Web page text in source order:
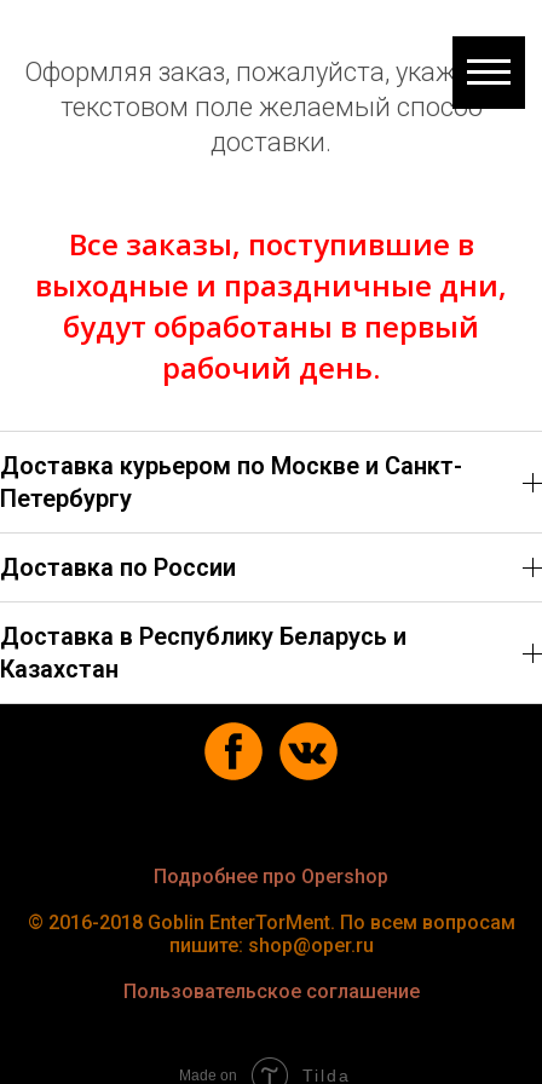
Оформляя заказ, пожалуйста, укажите в
текстовом поле желаемый способ
доставки.
Все заказы, поступившие в
выходные и праздничные дни,
будут обработаны в первый
рабочий день.
Доставка курьером по Москве и Санкт-
Петербургу
Доставка по России
Доставка в Республику Беларусь и
Казахстан
Подробнее про Opershop
© 2016-2018 Goblin EnterTorMent. По всем вопросам
пишите: shop@oper.ru
Пользовательское соглашение
Made on Tilda